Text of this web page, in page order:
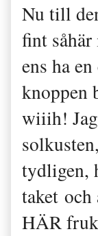
Nu till
fint
ens ha
knoppen
wiiih!
tydligen,
taket och
HÄR